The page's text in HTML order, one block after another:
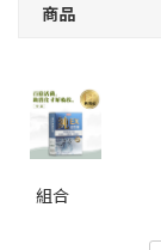
商品
組合